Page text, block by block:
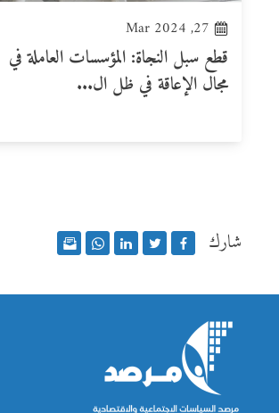
27, Mar 2024
قطع سبل النجاة: المؤسسات العاملة في
مجال الإعاقة في ظل ال...
شارك